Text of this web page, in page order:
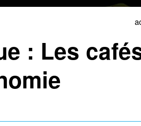
: Les